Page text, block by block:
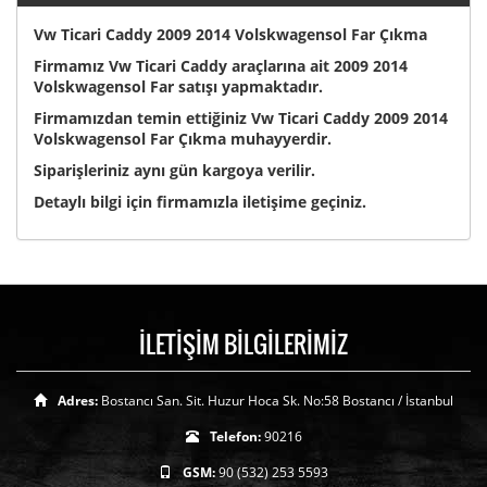
Vw Ticari Caddy 2009 2014 Volskwagensol Far Çıkma
Firmamız Vw Ticari Caddy araçlarına ait 2009 2014
Volskwagensol Far satışı yapmaktadır.
Firmamızdan temin ettiğiniz Vw Ticari Caddy 2009 2014
Volskwagensol Far Çıkma muhayyerdir.
Siparişleriniz aynı gün kargoya verilir.
Detaylı bilgi için firmamızla iletişime geçiniz.
İLETİŞİM BİLGİLERİMİZ
Adres: Bostancı San. Sit. Huzur Hoca Sk. No:58 Bostancı / İstanbul
Telefon:90216
GSM:90 (532) 253 5593